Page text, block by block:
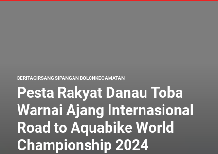
BERITAGIRSANG SIPANGAN BOLONKECAMATAN
Pesta Rakyat Danau Toba
Warnai Ajang Internasional
Road to Aquabike World
Championship 2024